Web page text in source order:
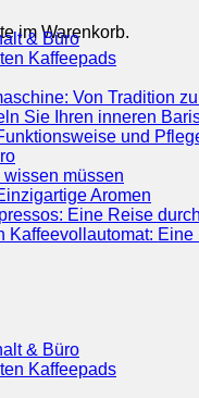
im Warenkorb.
& Büro
Kaffeepads
Von Tradition
Sie Ihren inneren
und
müssen
Aromen
Eine Reise
Kaffeevollautomat:
& Büro
Kaffeepads